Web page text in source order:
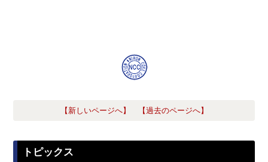
【新しいページへ】 【過去のページへ】
トピックス